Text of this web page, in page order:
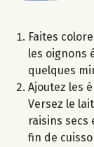
Faites
les oignons
quelques
Ajoutez les
Versez le
raisins secs
fin de